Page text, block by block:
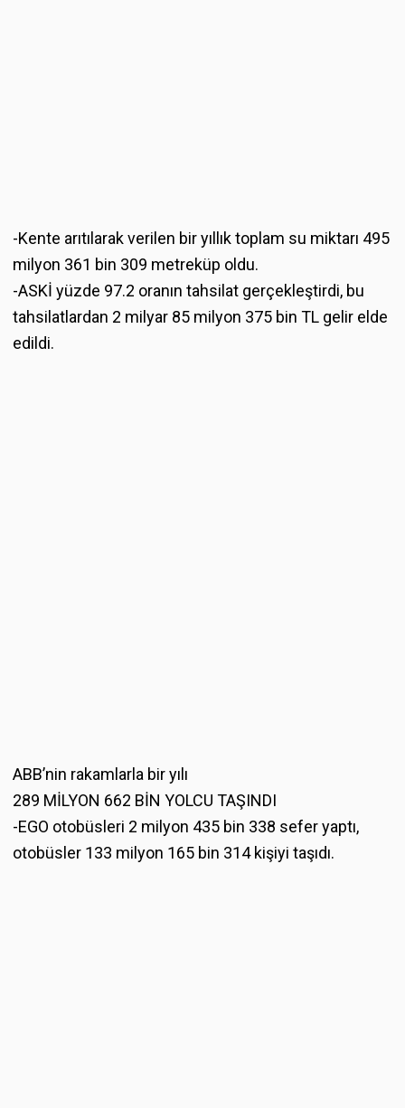
-Kente arıtılarak verilen bir yıllık toplam su miktarı 495
milyon 361 bin 309 metreküp oldu.
-ASKİ yüzde 97.2 oranın tahsilat gerçekleştirdi, bu
tahsilatlardan 2 milyar 85 milyon 375 bin TL gelir elde
edildi.
ABB’nin rakamlarla bir yılı
289 MİLYON 662 BİN YOLCU TAŞINDI
-EGO otobüsleri 2 milyon 435 bin 338 sefer yaptı,
otobüsler 133 milyon 165 bin 314 kişiyi taşıdı.